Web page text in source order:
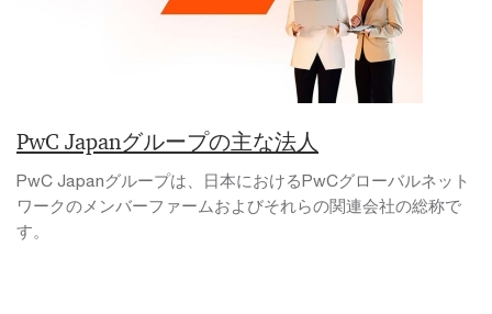
PwC Japanグループの主な法人
PwC Japanグループは、日本におけるPwCグローバルネット
ワークのメンバーファームおよびそれらの関連会社の総称で
す。